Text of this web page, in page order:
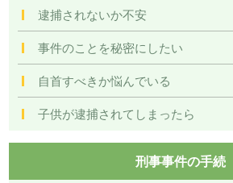
逮捕されないか不安
事件のことを秘密にしたい
自首すべきか悩んでいる
子供が逮捕されてしまったら
刑事事件の手続